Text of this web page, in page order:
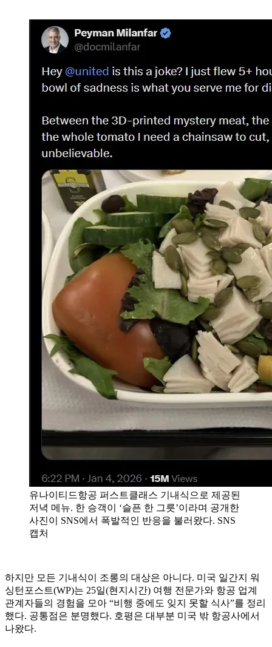
유나이티드항공 퍼스트클래스 기내식으로 제공된
저녁 메뉴. 한 승객이 ‘슬픈 한 그릇’이라며 공개한
사진이 SNS에서 폭발적인 반응을 불러왔다. SNS
캡처
하지만 모든 기내식이 조롱의 대상은 아니다. 미국 일간지 워
싱턴포스트(WP)는 25일(현지시간) 여행 전문가와 항공 업계
관계자들의 경험을 모아 “비행 중에도 잊지 못할 식사”를 정리
했다. 공통점은 분명했다. 호평은 대부분 미국 밖 항공사에서
나왔다.